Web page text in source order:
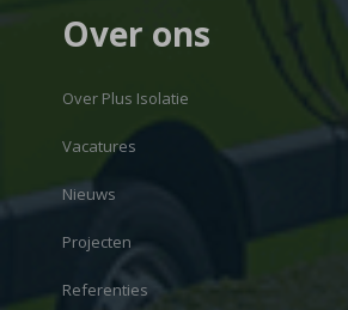
Over ons
Over Plus Isolatie
Vacatures
Nieuws
Projecten
Referenties